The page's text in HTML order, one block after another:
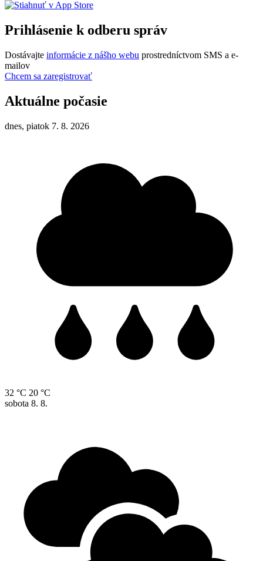
Prihlásenie k odberu správ
Dostávajte informácie z nášho webu prostredníctvom SMS a e-
mailov
Chcem sa zaregistrovať
Aktuálne počasie
dnes, piatok 7. 8. 2026
32 °C 20 °C
sobota 8. 8.